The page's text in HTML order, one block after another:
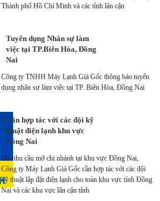
Thành phố Hồ Chí Minh và các tỉnh lân cận
Tuyển dụng Nhân sự làm
việc tại TP.Biên Hòa, Đồng
Nai
Công ty TNHH Máy Lạnh Giá Gốc thông báo tuyển
dụng nhân sự làm việc tại TP. Biên Hòa, Đồng Nai
Cần hợp tác với các đội kỹ
thuật điện lạnh khu vực
Đồng Nai
Do nhu cầu mở chi nhánh tại khu vực Đồng Nai,
Công ty Máy Lạnh Giá Gốc cần hợp tác với các đội
kỹ thuật lắp đặt điện lạnh cho toàn khu vực tỉnh Đồng
Nai và các khu vực lân cận tỉnh